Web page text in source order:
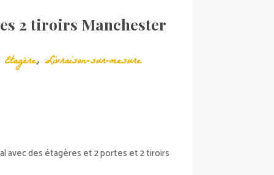
2 tiroirs Manchester
Etagère, Livraison-sur-mesure
avec des étagères et 2 portes et 2 tiroirs